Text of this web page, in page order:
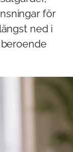
för
ned i